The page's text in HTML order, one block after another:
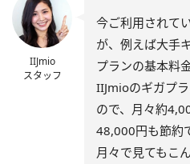
IIJmio
スタッフ
今ご利用されて
が、例えば大手
プランの基本料
IIJmioのギガプ
ので、月々約
48,000円も節約
月々で見てもこ